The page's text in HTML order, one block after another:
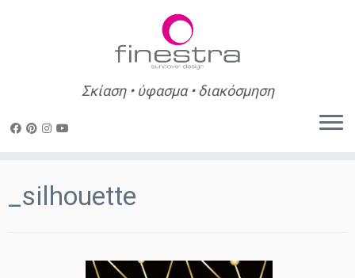
content
Σκίαση • ύφασμα • διακόσμηση
_silhouette